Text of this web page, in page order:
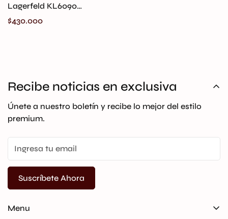
Lagerfeld KL6090S-
105 Originales
Precio
$430.000
Recibe noticias en exclusiva
Únete a nuestro boletín y recibe lo mejor del estilo
premium.
Suscríbete Ahora
Menu